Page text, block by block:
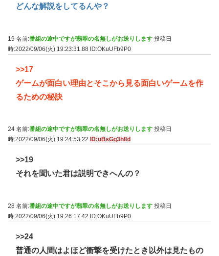
どんな解説をしてるんや？
19 名前:番組の途中ですが翡翠の名無しがお送りします 投稿日
時:2022/09/06(火) 19:23:31.88 ID:OKuUFb9P0
>>17
ゲームが面白い理由とそこから見る面白いゲームを作
るための秘訣
24 名前:番組の途中ですが翡翠の名無しがお送りします 投稿日
時:2022/09/06(火) 19:24:53.22
ID:uBsGq3h8d
>>19
それを聞いた君は説明できへんの？
28 名前:番組の途中ですが翡翠の名無しがお送りします 投稿日
時:2022/09/06(火) 19:26:17.42
ID:OKuUFb9P0
>>24
普通の人間はよほど衝撃を受けたとき以外は見たもの